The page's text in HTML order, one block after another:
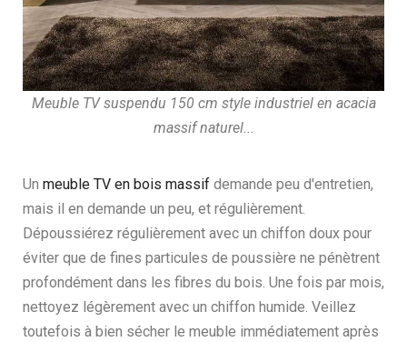
Meuble TV suspendu 150 cm style industriel en acacia
massif naturel...
Un meuble TV en bois massif demande peu d'entretien,
mais il en demande un peu, et régulièrement.
Dépoussiérez régulièrement avec un chiffon doux pour
éviter que de fines particules de poussière ne pénètrent
profondément dans les fibres du bois. Une fois par mois,
nettoyez légèrement avec un chiffon humide. Veillez
toutefois à bien sécher le meuble immédiatement après